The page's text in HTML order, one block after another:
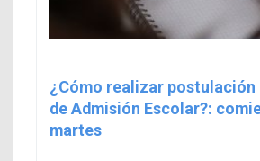
¿Cómo realizar postulación
de Admisión Escolar?:
martes